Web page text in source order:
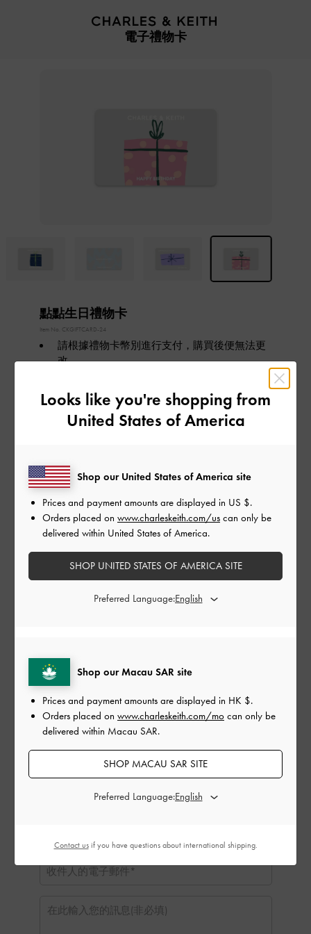
電子禮物卡
點點生日禮物卡
Item No. CKGIFTCARD-24
請根據禮物卡幣別進行支付，購買後便無法更
改。
後開始計算。
禮物卡僅可於官網CHARLESKEITH.COM/MO使
用。
若收件人尚未成為會員，請使用該電子郵件註
冊帳號，並於「我的帳戶」-「禮物卡」頁面輸
入代碼完成兌換。
禮物卡使用期限不得延長。
關於禮物卡 如何兌換禮物卡
寄送日期:
Looks like you're shopping from
United States of America
Shop our Macau SAR site
Prices and payment amounts are displayed in HK $.
Orders placed on www.charleskeith.com/mo can only be
delivered within Macau SAR.
SHOP MACAU SAR SITE
Preferred Language:
Shop our United States of America site
Prices and payment amounts are displayed in US $.
Orders placed on www.charleskeith.com/us can only be
delivered within United States of America.
SHOP UNITED STATES OF AMERICA SITE
Preferred Language:
Contact usif you have questions about international shipping.